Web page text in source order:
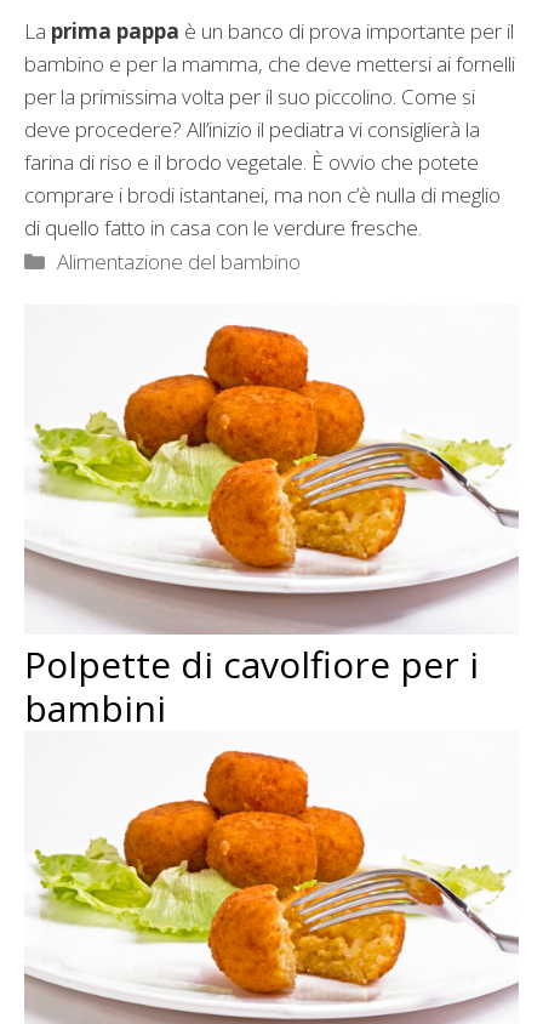
La prima pappa è un banco di prova importante per il
bambino e per la mamma, che deve mettersi ai fornelli
per la primissima volta per il suo piccolino. Come si
deve procedere? All’inizio il pediatra vi consiglierà la
farina di riso e il brodo vegetale. È ovvio che potete
comprare i brodi istantanei, ma non c’è nulla di meglio
di quello fatto in casa con le verdure fresche.
Categorie
Alimentazione del bambino
Polpette di cavolfiore per i
bambini